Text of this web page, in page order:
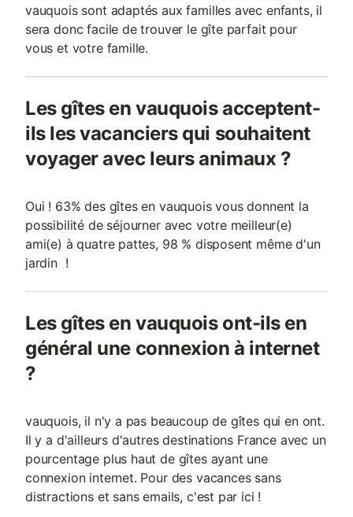
vauquois sont adaptés aux familles avec enfants, il
sera donc facile de trouver le gîte parfait pour
vous et votre famille.
Les gîtes en vauquois acceptent-
ils les vacanciers qui souhaitent
voyager avec leurs animaux ?
Oui ! 63% des gîtes en vauquois vous donnent la
possibilité de séjourner avec votre meilleur(e)
ami(e) à quatre pattes, 98 % disposent même d'un
jardin !
Les gîtes en vauquois ont-ils en
général une connexion à internet
?
vauquois, il n'y a pas beaucoup de gîtes qui en ont.
Il y a d'ailleurs d'autres destinations France avec un
pourcentage plus haut de gîtes ayant une
connexion internet. Pour des vacances sans
distractions et sans emails, c'est par ici !